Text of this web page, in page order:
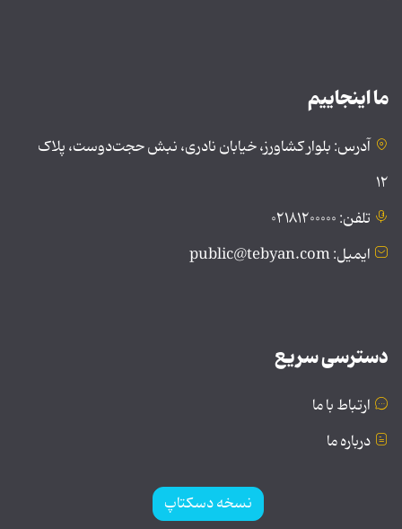
ما اینجاییم
آدرس: بلوار کشاورز، خیابان نادری، نبش حجت‌دوست، پلاک
۱۲
تلفن: ۰۲۱۸۱۲۰۰۰۰۰
ایمیل: public@tebyan.com
دسترسی سریع
ارتباط با ما
درباره ما
نسخه دسکتاپ